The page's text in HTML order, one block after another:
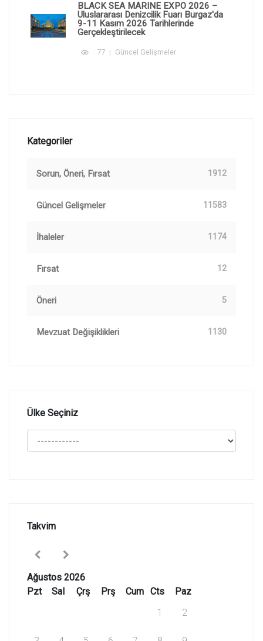
BLACK SEA MARINE EXPO 2026 –
Uluslararası Denizcilik Fuarı Burgaz'da
9-11 Kasım 2026 Tarihlerinde
Gerçekleştirilecek
77 Güncel Gelişmeler
Kategoriler
Sorun, Öneri, Fırsat 1912
Güncel Gelişmeler 11583
İhaleler 1174
Fırsat 12
Öneri 5
Mevzuat Değişiklikleri 1130
Ülke Seçiniz
Takvim
Ağustos 2026
Pzt
Sal Çrş Prş Cum Cts
Paz
1
2